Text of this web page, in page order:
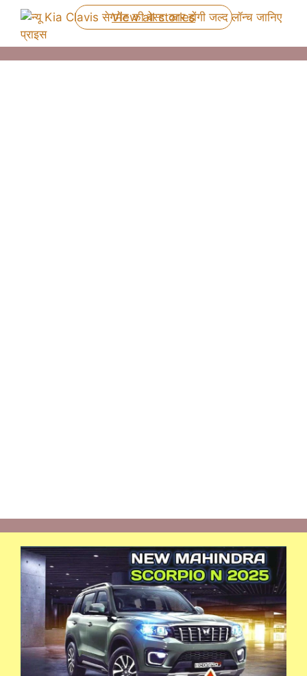
View all stories